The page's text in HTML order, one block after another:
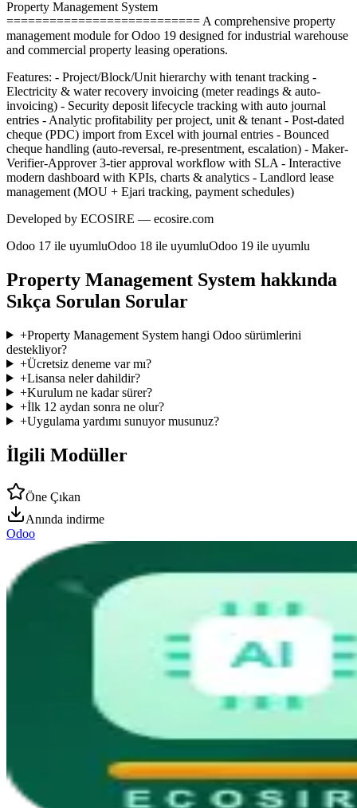
Property Management System
=========================== A comprehensive property
management module for Odoo 19 designed for industrial warehouse
and commercial property leasing operations.
Features: - Project/Block/Unit hierarchy with tenant tracking -
Electricity & water recovery invoicing (meter readings & auto-
invoicing) - Security deposit lifecycle tracking with auto journal
entries - Analytic profitability per project, unit & tenant - Post-dated
cheque (PDC) import from Excel with journal entries - Bounced
cheque handling (auto-reversal, re-presentment, escalation) - Maker-
Verifier-Approver 3-tier approval workflow with SLA - Interactive
modern dashboard with KPIs, charts & analytics - Landlord lease
management (MOU + Ejari tracking, payment schedules)
Developed by ECOSIRE — ecosire.com
Odoo 17 ile uyumluOdoo 18 ile uyumluOdoo 19 ile uyumlu
Property Management System hakkında
Sıkça Sorulan Sorular
+Property Management System hangi Odoo sürümlerini
destekliyor?
+Ücretsiz deneme var mı?
+Lisansa neler dahildir?
+Kurulum ne kadar sürer?
+İlk 12 aydan sonra ne olur?
+Uygulama yardımı sunuyor musunuz?
İlgili Modüller
Öne Çıkan
Anında indirme
Odoo